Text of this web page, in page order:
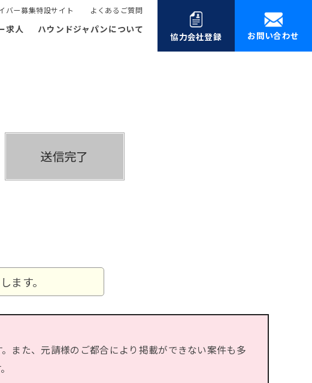
バー募集特設サイト よくあるご質問
求人 ハウンドジャパンについて
協力会社登録 お問い合わせ
ます。
また、元請様のご都合により掲載ができない案件も多